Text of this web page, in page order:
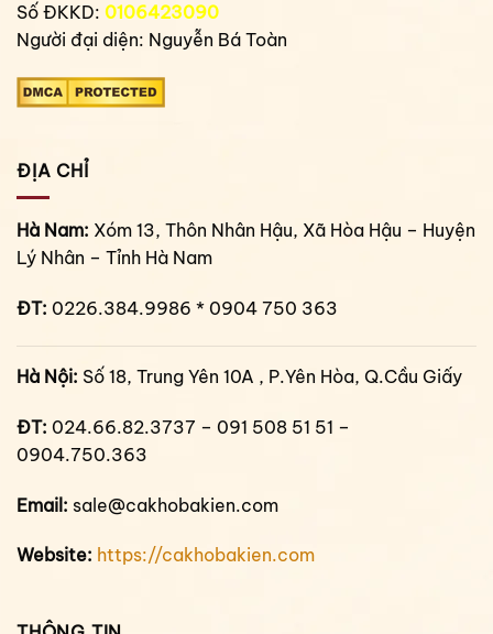
Số ĐKKD: 0106423090
Người đại diện: Nguyễn Bá Toàn
ĐỊA CHỈ
Hà Nam: Xóm 13, Thôn Nhân Hậu, Xã Hòa Hậu – Huyện
Lý Nhân – Tỉnh Hà Nam
ĐT: 0226.384.9986 * 0904 750 363
Hà Nội: Số 18, Trung Yên 10A , P.Yên Hòa, Q.Cầu Giấy
ĐT: 024.66.82.3737 – 091 508 51 51 –
0904.750.363
Email: sale@cakhobakien.com
Website: https://cakhobakien.com